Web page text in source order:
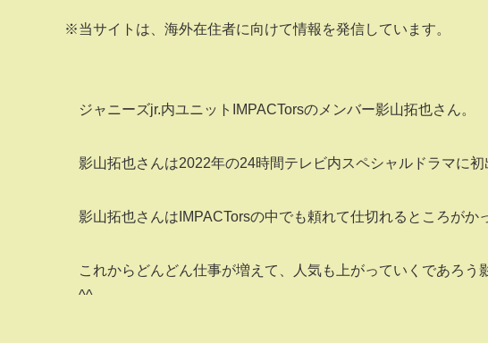
※当サイトは、海外在住者に向けて情報を発信しています。
ジャニーズjr.内ユニットIMPACTorsのメンバー影山拓也さん。
影山拓也さんは2022年の24時間テレビ内スペシャルドラマに
影山拓也さんはIMPACTorsの中でも頼れて仕切れるところがか
これからどんどん仕事が増えて、人気も上がっていくであろ
^^